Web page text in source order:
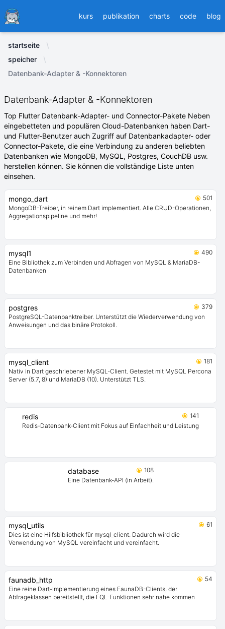
Ducafecat kurs publikation charts code blog
startseite
speicher
Datenbank-Adapter & -Konnektoren
Datenbank-Adapter & -Konnektoren
Top Flutter Datenbank-Adapter- und Connector-Pakete Neben
eingebetteten und populären Cloud-Datenbanken haben Dart-
und Flutter-Benutzer auch Zugriff auf Datenbankadapter- oder
Connector-Pakete, die eine Verbindung zu anderen beliebten
Datenbanken wie MongoDB, MySQL, Postgres, CouchDB usw.
herstellen können. Sie können die vollständige Liste unten
einsehen.
mongo_dart
501
MongoDB-Treiber, in reinem Dart implementiert. Alle CRUD-Operationen,
Aggregationspipeline und mehr!
mysql1
490
Eine Bibliothek zum Verbinden und Abfragen von MySQL & MariaDB-
Datenbanken
postgres
379
PostgreSQL-Datenbanktreiber. Unterstützt die Wiederverwendung von
Anweisungen und das binäre Protokoll.
mysql_client
181
Nativ in Dart geschriebener MySQL-Client. Getestet mit MySQL Percona
Server (5.7, 8) und MariaDB (10). Unterstützt TLS.
redis
141
Redis-Datenbank-Client mit Fokus auf Einfachheit und Leistung
database
108
Eine Datenbank-API (in Arbeit).
mysql_utils
61
Dies ist eine Hilfsbibliothek für mysql_client. Dadurch wird die
Verwendung von MySQL vereinfacht und vereinfacht.
faunadb_http
54
Eine reine Dart-Implementierung eines FaunaDB-Clients, der
Abfrageklassen bereitstellt, die FQL-Funktionen sehr nahe kommen